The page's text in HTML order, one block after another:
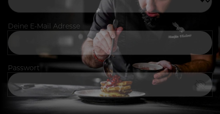
Deine E-Mail Adresse
Passwort